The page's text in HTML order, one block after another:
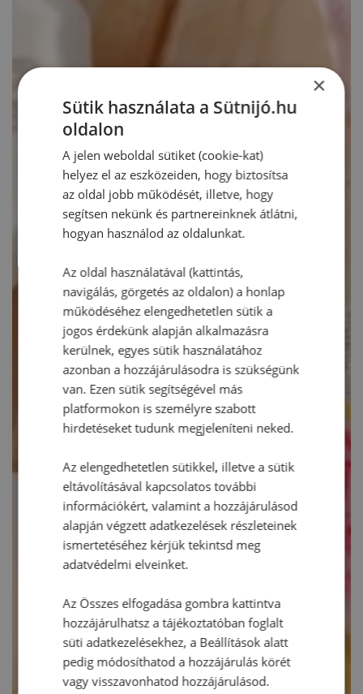
×
Sütik használata a Sütnijó.hu
oldalon
A jelen weboldal sütiket (cookie-kat)
helyez el az eszközeiden, hogy biztosítsa
az oldal jobb működését, illetve, hogy
segítsen nekünk és partnereinknek átlátni,
hogyan használod az oldalunkat.
Az oldal használatával (kattintás,
navigálás, görgetés az oldalon) a honlap
működéséhez elengedhetetlen sütik a
jogos érdekünk alapján alkalmazásra
kerülnek, egyes sütik használatához
azonban a hozzájárulásodra is szükségünk
van. Ezen sütik segítségével más
platformokon is személyre szabott
hirdetéseket tudunk megjeleníteni neked.
Az elengedhetetlen sütikkel, illetve a sütik
eltávolításával kapcsolatos további
információkért, valamint a hozzájárulásod
alapján végzett adatkezelések részleteinek
ismertetéséhez kérjük tekintsd meg
adatvédelmi elveinket.
Az Összes elfogadása gombra kattintva
hozzájárulhatsz a tájékoztatóban foglalt
süti adatkezelésekhez, a Beállítások alatt
pedig módosíthatod a hozzájárulás körét
vagy visszavonhatod hozzájárulásod.